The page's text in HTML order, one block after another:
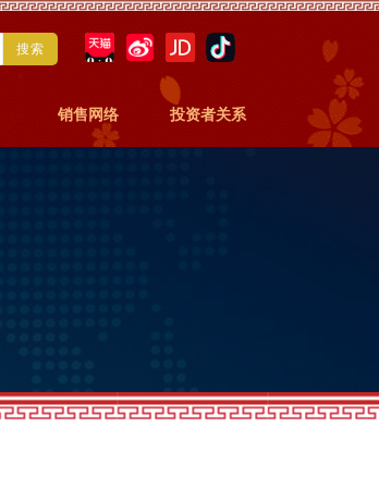
搜索
销售网络 投资者关系